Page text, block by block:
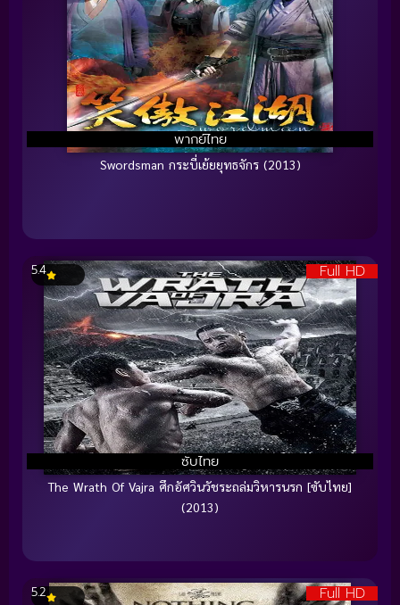
พากย์ไทย
Swordsman กระบี่เย้ยยุทธจักร (2013)
Full HD
ซับไทย
5.4
The Wrath Of Vajra ศึกอัศวินวัชระถล่มวิหารนรก [ซับไทย]
(2013)
Full HD
5.2